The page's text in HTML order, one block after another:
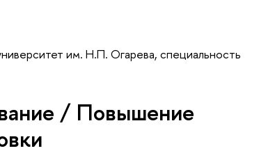
им. Н.П. Огарева, специальность
/ Повышение